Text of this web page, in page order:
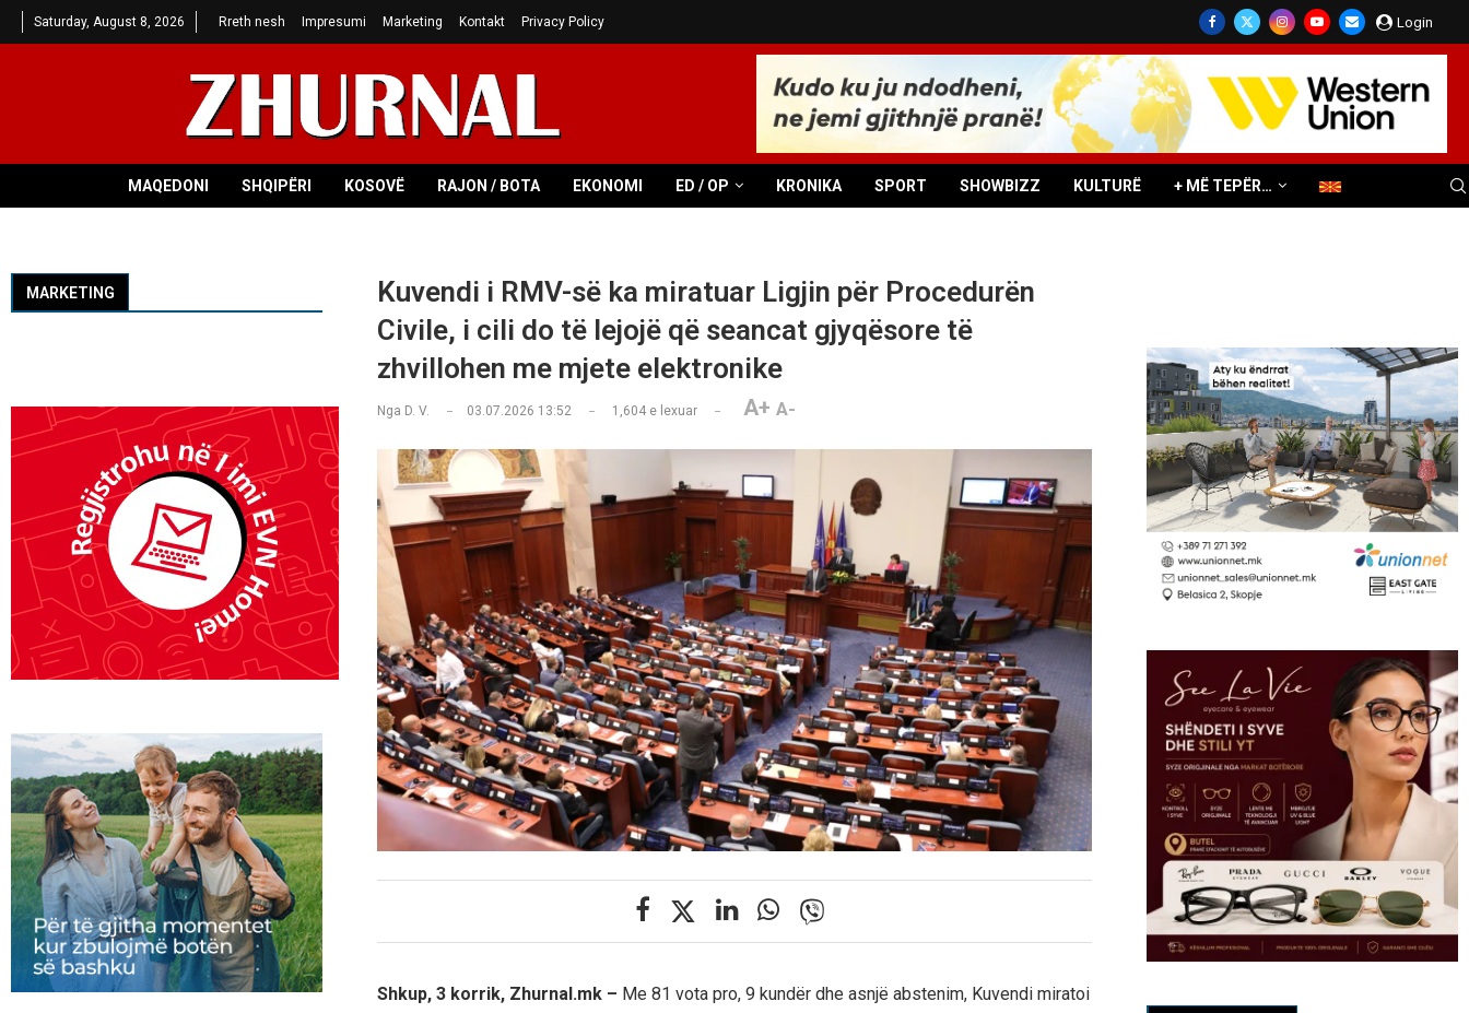
Saturday, August 8, 2026 Rreth nesh Impresumi Marketing Kontakt Privacy Policy Login
MAQEDONI SHQIPËRI KOSOVË RAJON / BOTA EKONOMI ED / OP KRONIKA SPORT SHOWBIZZ KULTURË + MË TEPËR…
Kuvendi i RMV-së ka miratuar Ligjin për Procedurën
Civile, i cili do të lejojë që seancat gjyqësore të
zhvillohen me mjete elektronike
Nga D. V. 03.07.2026 13:52 1,604e lexuar A+ A-
Shkup, 3 korrik, Zhurnal.mk – Me 81 vota pro, 9 kundër dhe asnjë abstenim, Kuvendi miratoi
MARKETING